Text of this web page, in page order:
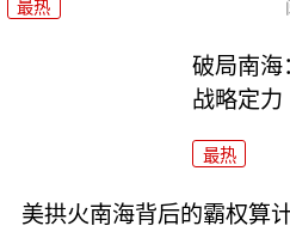
最热
破局南海
战略定力
最热
美拱火南海背后的霸权算